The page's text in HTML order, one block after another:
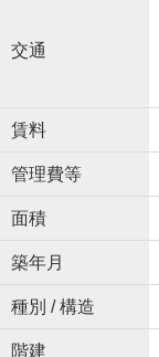
交通
賃料
管理費等
面積
築年月
種別 / 構造
階建